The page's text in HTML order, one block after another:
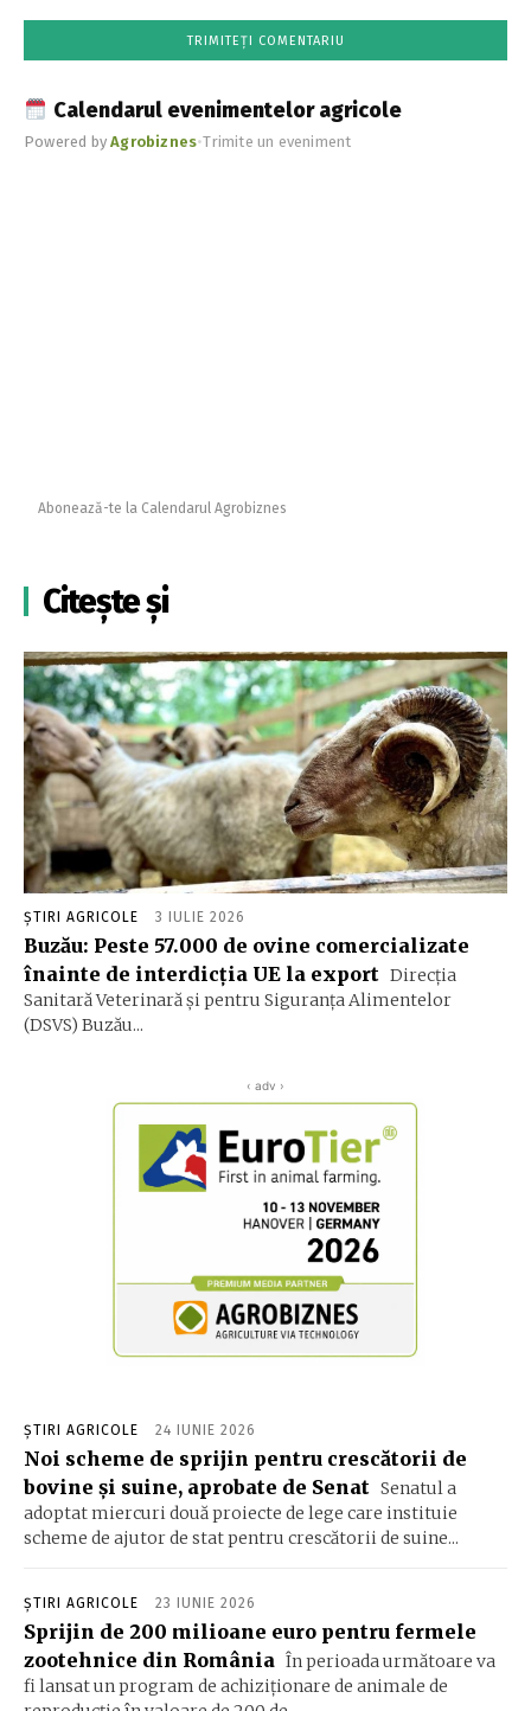
Calendarul evenimentelor agricole
Powered byAgrobiznes•Trimite un eveniment
Abonează-te la Calendarul Agrobiznes
Citește și
ȘTIRI AGRICOLE 3 IULIE 2026
Buzău: Peste 57.000 de ovine comercializate
înainte de interdicția UE la export Direcția
Sanitară Veterinară și pentru Siguranța Alimentelor
(DSVS) Buzău...
‹ adv ›
ȘTIRI AGRICOLE 24 IUNIE 2026
Noi scheme de sprijin pentru crescătorii de
bovine și suine, aprobate de Senat Senatul a
adoptat miercuri două proiecte de lege care instituie
scheme de ajutor de stat pentru crescătorii de suine...
ȘTIRI AGRICOLE 23 IUNIE 2026
Sprijin de 200 milioane euro pentru fermele
zootehnice din România În perioada următoare va
fi lansat un program de achiziţionare de animale de